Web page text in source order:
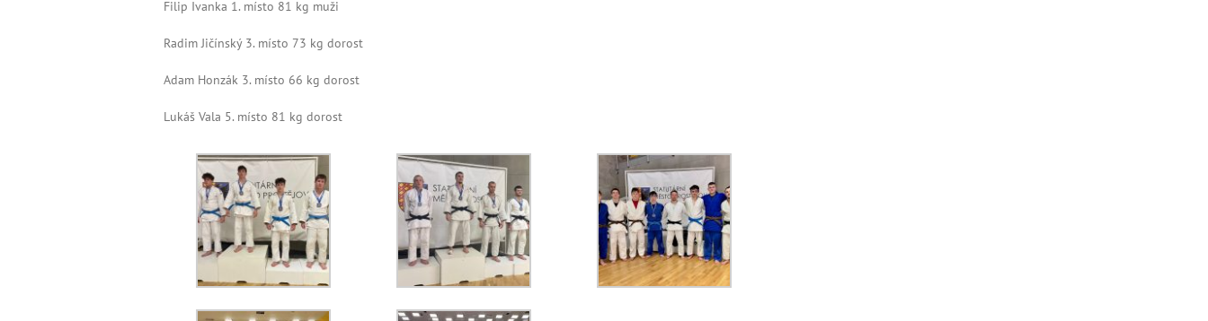
Filip Ivanka 1. místo 81 kg muži
Radim Jičínský 3. místo 73 kg dorost
Adam Honzák 3. místo 66 kg dorost
Lukáš Vala 5. místo 81 kg dorost